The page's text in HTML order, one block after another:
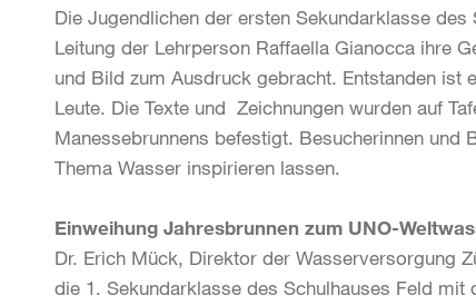
Die Jugendlichen der ersten Sekundarklasse
Leitung der Lehrperson Raffaella Gianocca ihre
und Bild zum Ausdruck gebracht. Entstanden ist
Leute. Die Texte und Zeichnungen wurden auf
Manessebrunnens befestigt. Besucherinnen und
Thema Wasser inspirieren lassen.
Einweihung Jahresbrunnen zum UNO-
Dr. Erich Mück, Direktor der Wasserversorgung
die 1. Sekundarklasse des Schulhauses Feld mit